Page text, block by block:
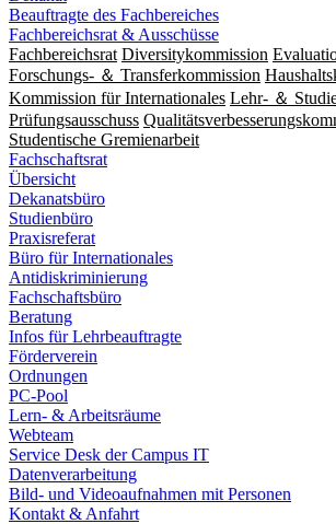
Beauftragte des Fachbereiches
Fachbereichsrat & Ausschüsse
Fachbereichsrat Diversitykommission
Forschungs- ＆ Transferkommission
Kommission für Internationales Lehr- ＆
Prüfungsausschuss
Studentische Gremienarbeit
Fachschaftsrat
Übersicht
Dekanatsbüro
Studienbüro
Praxisreferat
Büro für Internationales
Antidiskriminierung
Fachschaftsbüro
Beratung
Infos für Lehrbeauftragte
Förderverein
Ordnungen
PC-Pool
Lern- & Arbeitsräume
Webteam
Service Desk der Campus IT
Datenverarbeitung
Bild- und Videoaufnahmen mit Personen
Kontakt & Anfahrt